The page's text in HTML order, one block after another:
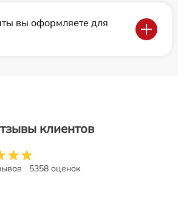
вы оформляете для
клиентов
5358 оценок